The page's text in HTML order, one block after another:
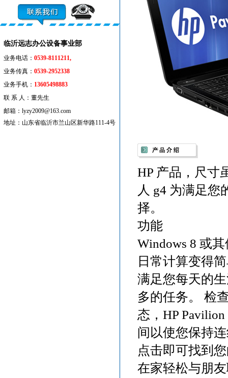
临沂远志办公设备事业部
业务电话：0539-8111211,
业务传真：0539-2952338
业务手机： 13605498883
联 系 人：董先生
邮箱：lyzy2009@163.com
地址：山东省临沂市兰山区新华路111-4号
HP 产品，尺寸
人 g4 为满足您
择。
功能
Windows 8 或
日常计算变得
满足您每天的
多的任务。 检
态，HP
间以使您保持
点击即可找到
在家轻松与朋